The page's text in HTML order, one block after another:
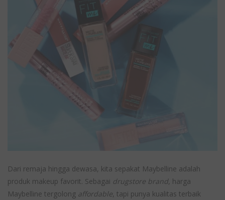
Dari remaja hingga dewasa, kita sepakat Maybelline adalah
produk makeup favorit. Sebagai drugstore brand, harga
Maybelline tergolong affordable, tapi punya kualitas terbaik